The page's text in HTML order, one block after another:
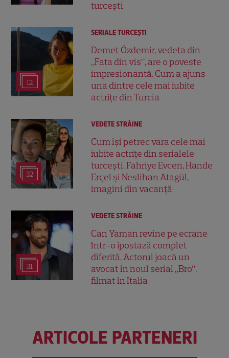
turcești
12
SERIALE TURCEŞTI
Demet Özdemir, vedeta din
„Fata din vis”, are o poveste
impresionantă. Cum a ajuns
una dintre cele mai iubite
actrițe din Turcia
32
VEDETE STRĂINE
Cum își petrec vara cele mai
iubite actrițe din serialele
turcești. Fahriye Evcen, Hande
Erçel și Neslihan Atagül,
imagini din vacanță
31
VEDETE STRĂINE
Can Yaman revine pe ecrane
într-o ipostază complet
diferită. Actorul joacă un
avocat în noul serial „Bro”,
filmat în Italia
ARTICOLE PARTENERI